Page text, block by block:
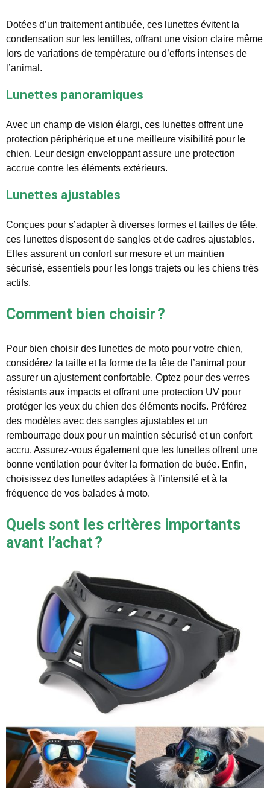
Dotées d’un traitement antibuée, ces lunettes évitent la
condensation sur les lentilles, offrant une vision claire même
lors de variations de température ou d’efforts intenses de
l’animal.
Lunettes panoramiques
Avec un champ de vision élargi, ces lunettes offrent une
protection périphérique et une meilleure visibilité pour le
chien. Leur design enveloppant assure une protection
accrue contre les éléments extérieurs.
Lunettes ajustables
Conçues pour s’adapter à diverses formes et tailles de tête,
ces lunettes disposent de sangles et de cadres ajustables.
Elles assurent un confort sur mesure et un maintien
sécurisé, essentiels pour les longs trajets ou les chiens très
actifs.
Comment bien choisir ?
Pour bien choisir des lunettes de moto pour votre chien,
considérez la taille et la forme de la tête de l’animal pour
assurer un ajustement confortable. Optez pour des verres
résistants aux impacts et offrant une protection UV pour
protéger les yeux du chien des éléments nocifs. Préférez
des modèles avec des sangles ajustables et un
rembourrage doux pour un maintien sécurisé et un confort
accru. Assurez-vous également que les lunettes offrent une
bonne ventilation pour éviter la formation de buée. Enfin,
choisissez des lunettes adaptées à l’intensité et à la
fréquence de vos balades à moto.
Quels sont les critères importants
avant l’achat ?